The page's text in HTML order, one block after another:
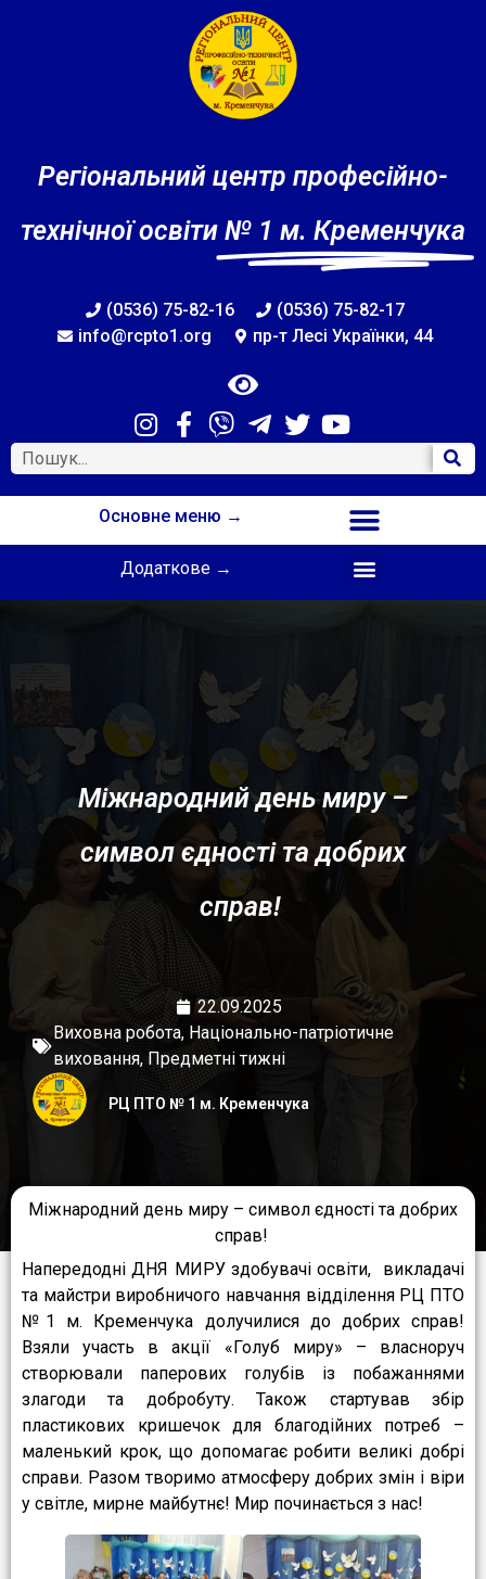
Регіональний центр професійно-
технічної освіти № 1 м. Кременчука
(0536) 75-82-16
(0536) 75-82-17
info@rcpto1.org
пр-т Лесі Українки, 44
Основне меню →
Додаткове →
Міжнародний день миру –
символ єдності та добрих
справ!
22.09.2025
Виховна робота, Національно-патріотичне
виховання, Предметні тижні
РЦ ПТО № 1 м. Кременчука
Міжнародний день миру – символ єдності та добрих
справ!
Напередодні ДНЯ МИРУ здобувачі освіти, викладачі
та майстри виробничого навчання відділення РЦ ПТО
№1 м. Кременчука долучилися до добрих справ!
Взяли участь в акції «Голуб миру» – власноруч
створювали паперових голубів із побажаннями
злагоди та добробуту. Також стартував збір
пластикових кришечок для благодійних потреб –
маленький крок, що допомагає робити великі добрі
справи. Разом творимо атмосферу добрих змін і віри
у світле, мирне майбутнє! Мир починається з нас!